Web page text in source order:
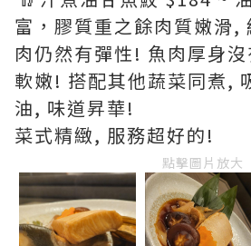
富，膠質重之餘肉質嫩滑,
肉仍然有彈性! 魚肉厚身
軟嫩! 搭配其他蔬菜同煮,
油, 味道昇華!
菜式精緻, 服務超好的!
點擊圖片放大